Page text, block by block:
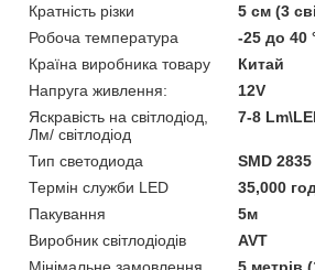
Кратність різки
5 см (3
Робоча температура
-25 до 40
Країна виробника товару
Китай
Напруга живлення:
12V
Яскравість на світлодіод,
Лм/ світлодіод
7-8
Тип светодиода
SMD 2835
Термін служби LED
35,000
Пакування
5м
Виробник світлодіодів
AVT
Мінімальне замовлення
5 метрів